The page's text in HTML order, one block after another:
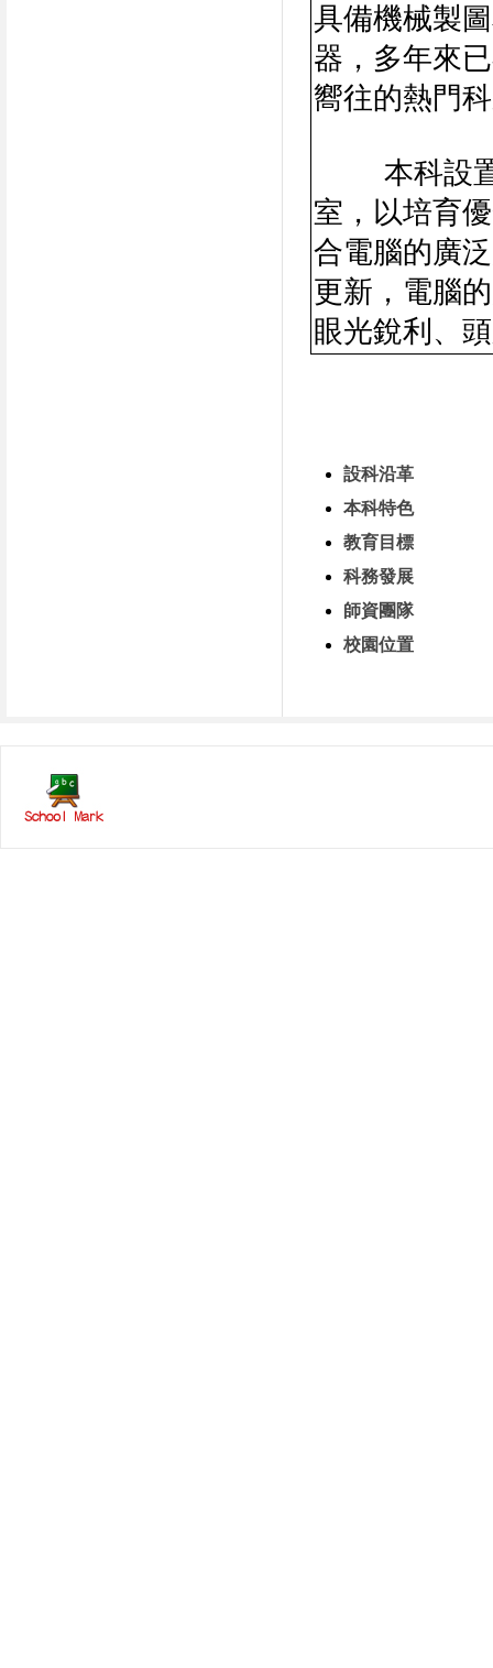
具備機械製
器，多年來
嚮往的熱門
本科設置
室，以培育
合電腦的廣
更新，電腦
眼光銳利、
設科沿革
本科特色
教育目標
科務發展
師資團隊
校園位置